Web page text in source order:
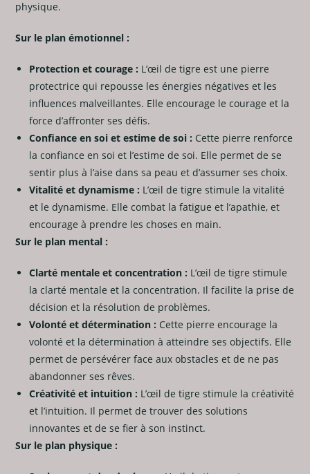
physique.
Sur le plan émotionnel :
Protection et courage : L’œil de tigre est une pierre
protectrice qui repousse les énergies négatives et les
influences malveillantes. Elle encourage le courage et la
force d’affronter ses défis.
Confiance en soi et estime de soi : Cette pierre renforce
la confiance en soi et l’estime de soi. Elle permet de se
sentir plus à l’aise dans sa peau et d’assumer ses choix.
Vitalité et dynamisme : L’œil de tigre stimule la vitalité
et le dynamisme. Elle combat la fatigue et l’apathie, et
encourage à prendre les choses en main.
Sur le plan mental :
Clarté mentale et concentration : L’œil de tigre stimule
la clarté mentale et la concentration. Il facilite la prise de
décision et la résolution de problèmes.
Volonté et détermination : Cette pierre encourage la
volonté et la détermination à atteindre ses objectifs. Elle
permet de persévérer face aux obstacles et de ne pas
abandonner ses rêves.
Créativité et intuition : L’œil de tigre stimule la créativité
et l’intuition. Il permet de trouver des solutions
innovantes et de se fier à son instinct.
Sur le plan physique :